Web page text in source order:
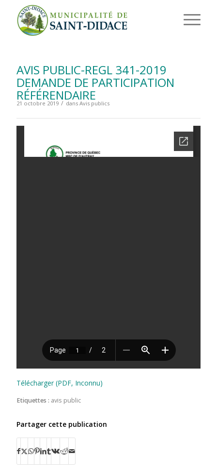
AVIS PUBLIC-REGL 341-2019
DEMANDE DE PARTICIPATION
RÉFÉRENDAIRE
21 octobre 2019 / dans Avis publics
Télécharger (PDF, Inconnu)
Etiquettes : avis public
Partager cette publication